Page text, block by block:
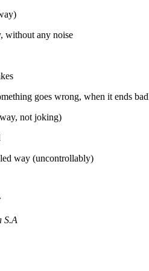
without any noise
goes wrong, when it ends
not joking)
way (uncontrollably)
S.A